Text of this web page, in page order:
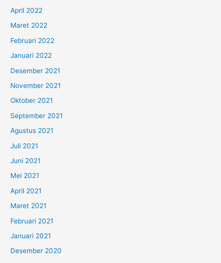
April 2022
Maret 2022
Februari 2022
Januari 2022
Desember 2021
November 2021
Oktober 2021
September 2021
Agustus 2021
Juli 2021
Juni 2021
Mei 2021
April 2021
Maret 2021
Februari 2021
Januari 2021
Desember 2020